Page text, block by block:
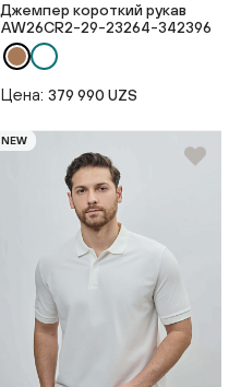
Джемпер короткий рукав
AW26CR2-29-23264-342396
Цена: 379 990 UZS
NEW